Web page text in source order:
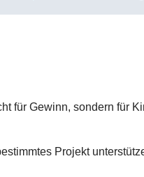
für Gewinn, sondern für
Projekt